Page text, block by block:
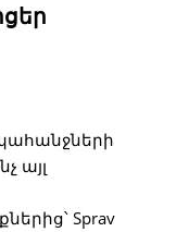
այլ
Sprav